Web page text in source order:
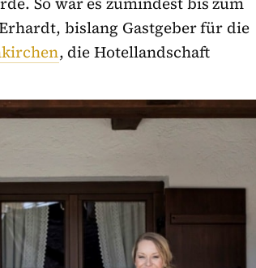
bislang Gastgeber für die
, die Hotellandschaft